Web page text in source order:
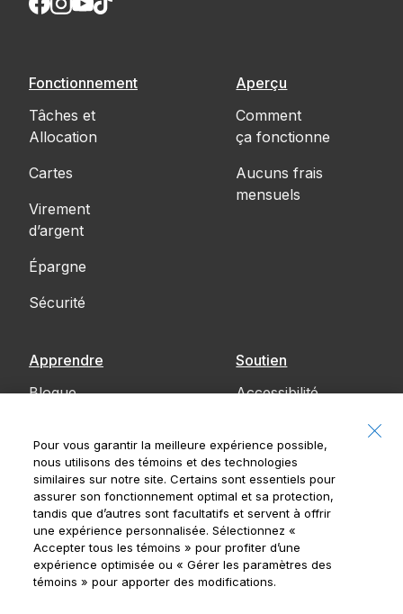
Fonctionnement
Tâches et
Allocation
Cartes
Virement
d’argent
Épargne
Sécurité
Aperçu
Comment
ça fonctionne
Aucuns frais
mensuels
Apprendre
Blogue
Soutien
Accessibilité
avec nous
Avis
Banque Royale du Canada, © 2026
20, rue King Ouest, 8e étage, Toronto (Ontario)
Pour vous garantir la meilleure expérience possible,
nous utilisons des témoins et des technologies
similaires sur notre site. Certains sont essentiels pour
assurer son fonctionnement optimal et sa protection,
tandis que d’autres sont facultatifs et servent à offrir
une expérience personnalisée. Sélectionnez «
Accepter tous les témoins » pour profiter d’une
expérience optimisée ou « Gérer les paramètres des
témoins » pour apporter des modifications.